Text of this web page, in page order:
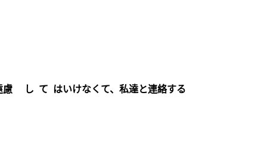
慮 し て はいけなくて、私達と連絡する